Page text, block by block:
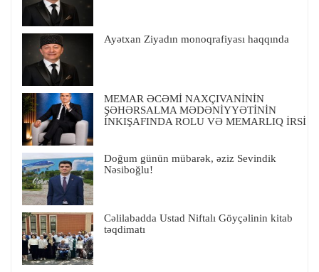
Ayətxan Ziyadın monoqrafiyası haqqında
MEMAR ƏCƏMİ NAXÇIVANİNİN
ŞƏHƏRSALMA MƏDƏNİYYƏTİNİN
İNKIŞAFINDA ROLU VƏ MEMARLIQ İRSİ
Doğum günün mübarək, əziz Sevindik
Nəsiboğlu!
Cəlilabadda Ustad Niftalı Göyçəlinin kitab
təqdimatı